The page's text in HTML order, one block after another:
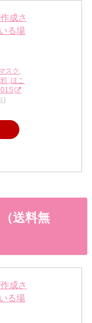
スク,
,ほこ
)
送料無